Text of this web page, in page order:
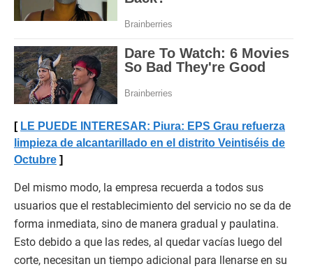
LE PUEDE INTERESAR: Piura: EPS Grau refuerza
limpieza de alcantarillado en el distrito Veintiséis de
Octubre
Del mismo modo, la empresa recuerda a todos sus
usuarios que el restablecimiento del servicio no se da de
forma inmediata, sino de manera gradual y paulatina.
Esto debido a que las redes, al quedar vacías luego del
corte, necesitan un tiempo adicional para llenarse en su